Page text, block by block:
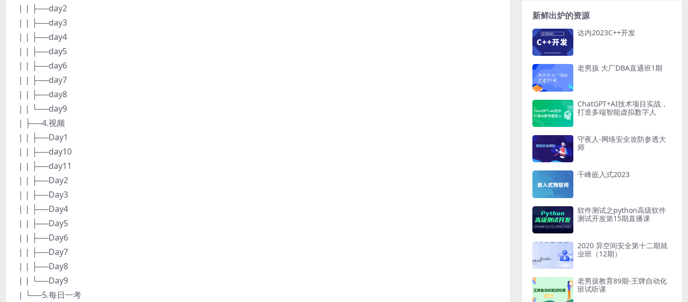
| | ├──day2
| | ├──day3
| | ├──day4
| | ├──day5
| | ├──day6
| | ├──day7
| | ├──day8
| | └──day9
| ├──4.视频
| | ├──Day1
| | ├──day10
| | ├──day11
| | ├──Day2
| | ├──Day3
| | ├──Day4
| | ├──Day5
| | ├──Day6
| | ├──Day7
| | ├──Day8
| | └──Day9
| └──5.每日一考
新鲜出炉的资源
达内2023C++开发
老男孩 大厂DBA直通班1期
ChatGPT+AI技术项目实战，
打造多端智能虚拟数字人
守夜人-网络安全攻防参透大
师
千峰嵌入式2023
软件测试之python高级软件
测试开发第15期直播课
2020 异空间安全第十二期就
业班（12期）
老男孩教育89期-王牌自动化
班试听课